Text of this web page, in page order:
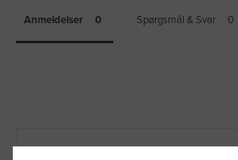
Anmeldelser Spørgsmål & Svar